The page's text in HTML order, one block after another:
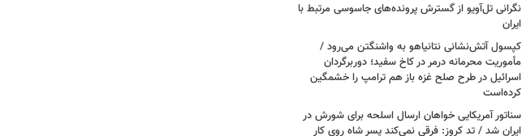
نگرانی تل‌آویو از گسترش پرونده‌های جاسوسی مرتبط با
ایران
کپسول آتش‌نشانی نتانیاهو به واشنگتن می‌رود /
مأموریت محرمانه درمر در کاخ سفید؛ دوربرگردان
اسرائیل در طرح صلح غزه باز هم ترامپ را خشمگین
کرده‌است
سناتور آمریکایی خواهان ارسال اسلحه برای شورش در
ایران شد / تد کروز: فرقی نمی‌کند پسر شاه روی کار